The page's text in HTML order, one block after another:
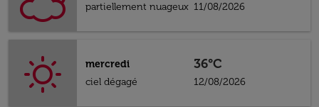
partiellement nuageux 11/08/2026
mercredi
ciel dégagé
36°C
12/08/2026